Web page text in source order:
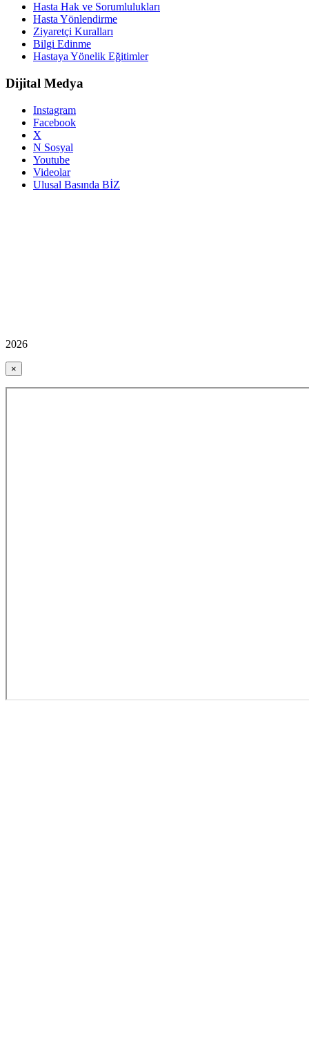
Hasta Hak ve Sorumlulukları
Hasta Yönlendirme
Ziyaretçi Kuralları
Bilgi Edinme
Hastaya Yönelik Eğitimler
Dijital Medya
Instagram
Facebook
X
N Sosyal
Youtube
Videolar
Ulusal Basında BİZ
2026
×